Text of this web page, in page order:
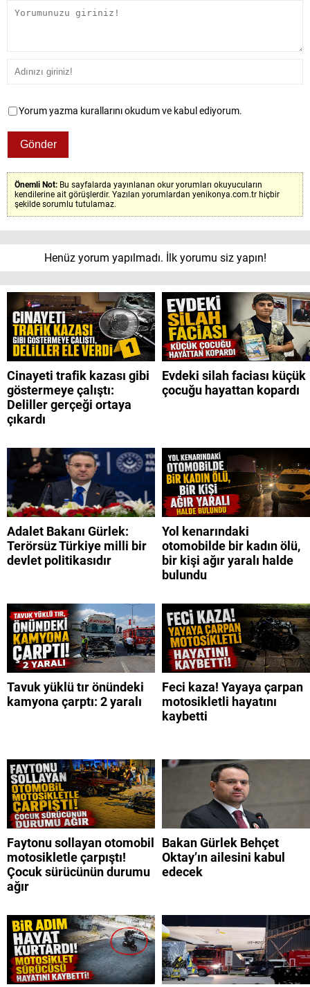
Yorum yazma kurallarını okudum ve kabul ediyorum.
Önemli Not: Bu sayfalarda yayınlanan okur yorumları okuyucuların
kendilerine ait görüşlerdir. Yazılan yorumlardan yenikonya.com.tr hiçbir
şekilde sorumlu tutulamaz.
Henüz yorum yapılmadı. İlk yorumu siz yapın!
Cinayeti trafik kazası gibi
göstermeye çalıştı:
Deliller gerçeği ortaya
çıkardı
Evdeki silah faciası küçük
çocuğu hayattan kopardı
Adalet Bakanı Gürlek:
Terörsüz Türkiye milli bir
devlet politikasıdır
Yol kenarındaki
otomobilde bir kadın ölü,
bir kişi ağır yaralı halde
bulundu
Tavuk yüklü tır önündeki
kamyona çarptı: 2 yaralı
Feci kaza! Yayaya çarpan
motosikletli hayatını
kaybetti
Faytonu sollayan otomobil
motosikletle çarpıştı!
Çocuk sürücünün durumu
ağır
Bakan Gürlek Behçet
Oktay’ın ailesini kabul
edecek